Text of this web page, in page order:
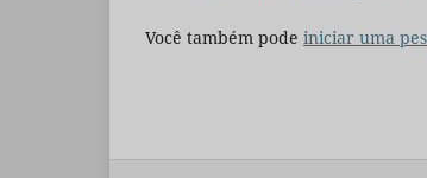
Você também pode iniciar uma